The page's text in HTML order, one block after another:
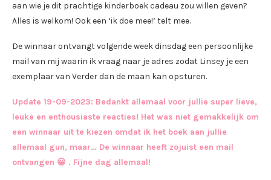
aan wie je dit prachtige kinderboek cadeau zou willen geven?
Alles is welkom! Ook een ‘ik doe mee!’ telt mee.
De winnaar ontvangt volgende week dinsdag een persoonlijke
mail van mij waarin ik vraag naar je adres zodat Linsey je een
exemplaar van Verder dan de maan kan opsturen.
Update 19-09-2023: Bedankt allemaal voor jullie super lieve,
leuke en enthousiaste reacties! Het was niet gemakkelijk om
een winnaar uit te kiezen omdat ik het boek aan jullie
allemaal gun, maar… De winnaar heeft zojuist een mail
ontvangen 😀 . Fijne dag allemaal!